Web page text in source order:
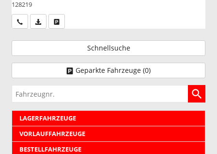
128219
Wir rufen Sie anPDF-Datei, Fahrzeugexposé drucken
Schnellsuche
Geparkte Fahrzeuge (0)
Fahrzeugnr.
LAGERFAHRZEUGE
VORLAUFFAHRZEUGE
BESTELLFAHRZEUGE